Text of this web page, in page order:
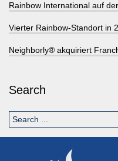
Rainbow International auf
Vierter Rainbow-Standort in
Neighborly® akquiriert
Search